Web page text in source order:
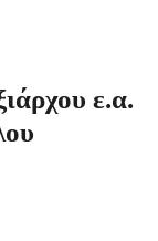
ε.α.